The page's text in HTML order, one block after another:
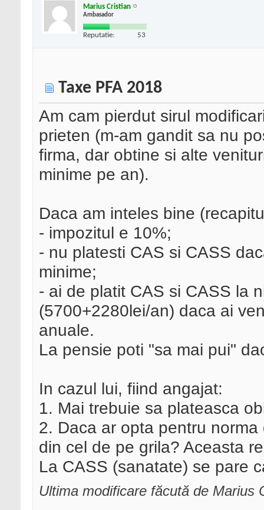
Marius Cristian
Ambasador
Reputatie: 53
Taxe PFA 2018
Am cam pierdut sirul
prieten (m-am gandit sa nu
firma, dar obtine si alte
minime pe an).
Daca am inteles bine
- impozitul e 10%;
- nu platesti CAS si CASS
minime;
- ai de platit CAS si CASS la
(5700+2280lei/an) daca ai
anuale.
La pensie poti "sa mai pui"
In cazul lui, fiind angajat:
1. Mai trebuie sa plateasca
2. Daca ar opta pentru
din cel de pe grila? Aceasta
La CASS (sanatate) se pare
Ultima modificare făcută de